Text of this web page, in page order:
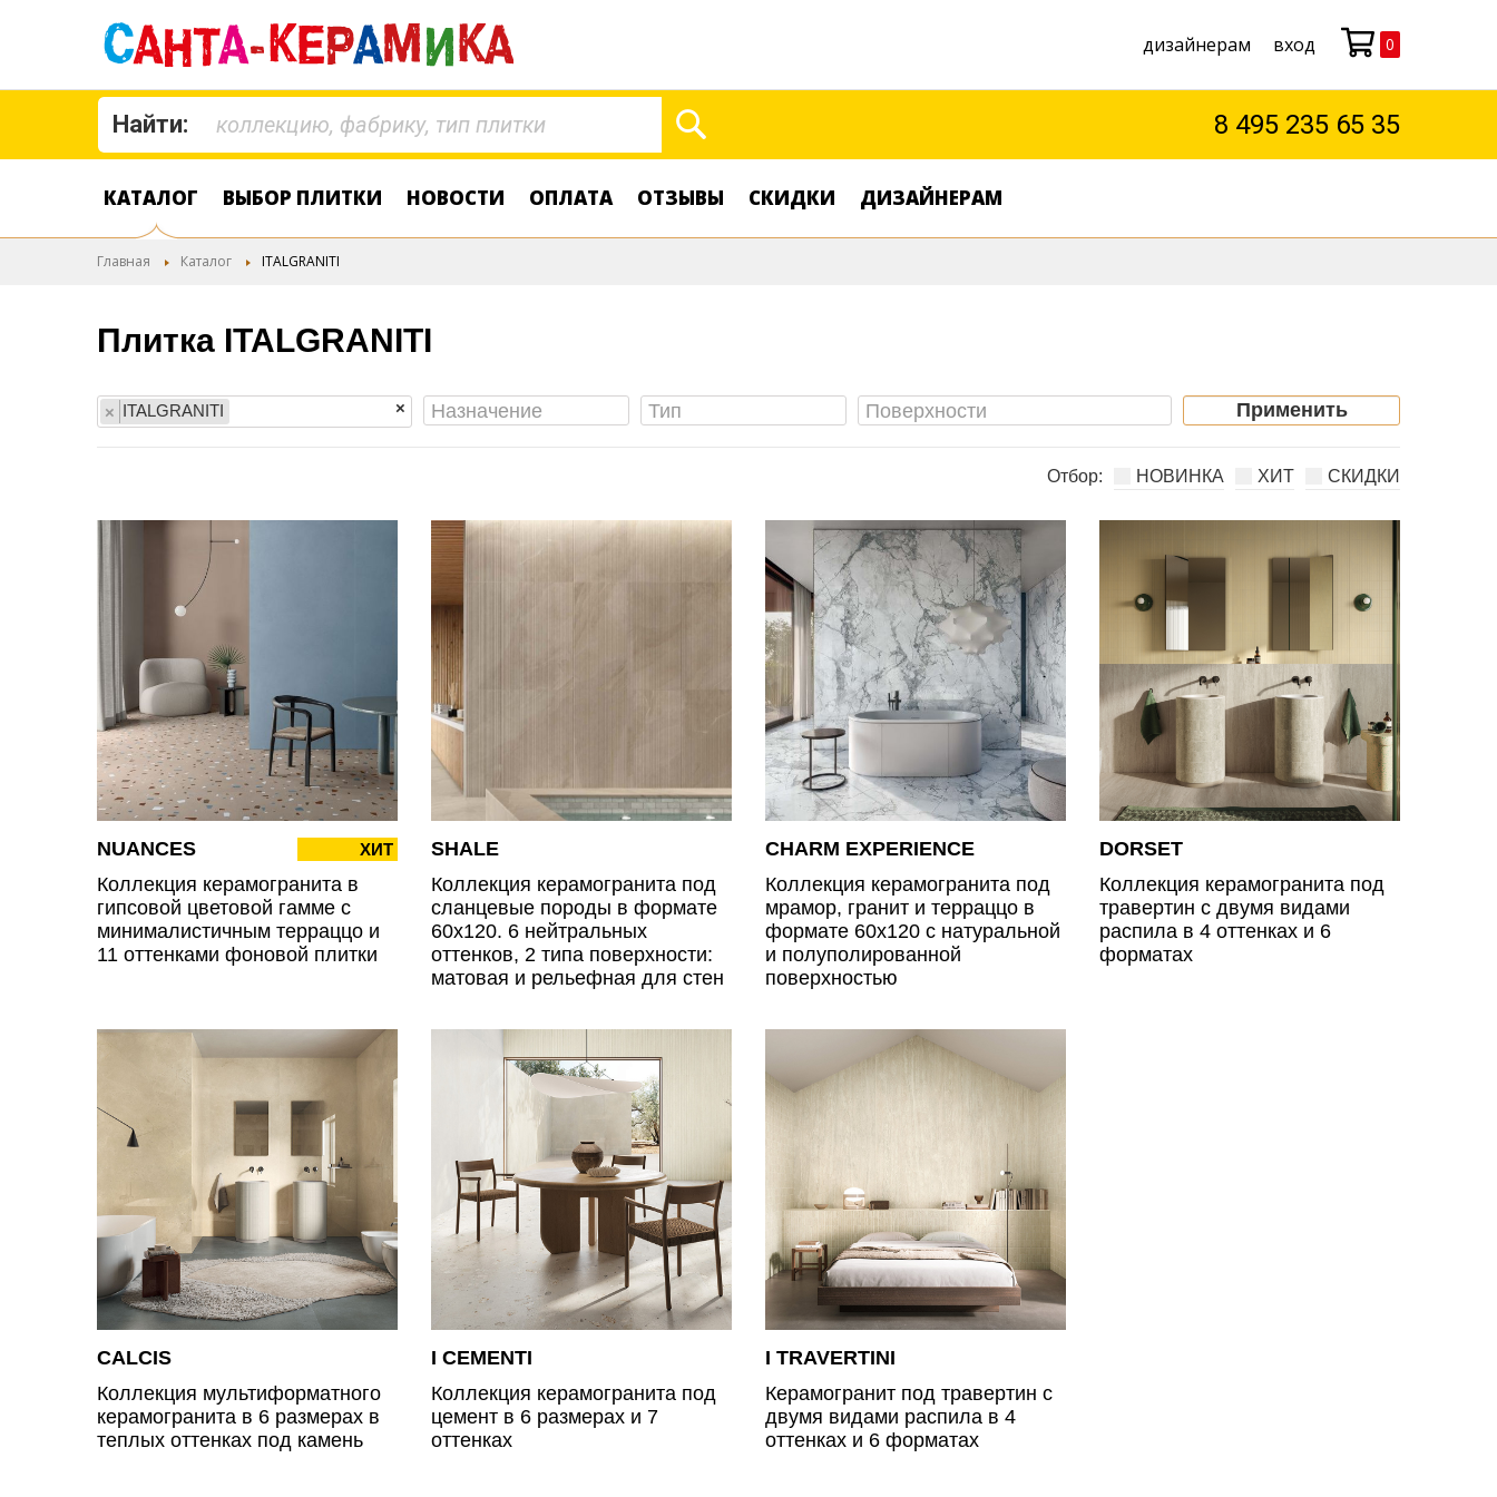
дизайнерам вход Моя корзина
0
Найти: 8 495 235 65 35
КАТАЛОГ ВЫБОР ПЛИТКИ НОВОСТИ ОПЛАТА ОТЗЫВЫ СКИДКИ ДИЗАЙНЕРАМ
Главная Каталог ITALGRANITI
Плитка ITALGRANITI
×
× ITALGRANITI Применить
Отбор: НОВИНКА ХИТ СКИДКИ
NUANCES ХИТ
Коллекция керамогранита в
гипсовой цветовой гамме с
минималистичным терраццо и
11 оттенками фоновой плитки
SHALE
Коллекция керамогранита под
сланцевые породы в формате
60х120. 6 нейтральных
оттенков, 2 типа поверхности:
матовая и рельефная для стен
CHARM EXPERIENCE
Коллекция керамогранита под
мрамор, гранит и терраццо в
формате 60х120 с натуральной
и полуполированной
поверхностью
DORSET
Коллекция керамогранита под
травертин с двумя видами
распила в 4 оттенках и 6
форматах
CALCIS
Коллекция мультиформатного
керамогранита в 6 размерах в
теплых оттенках под камень
I CEMENTI
Коллекция керамогранита под
цемент в 6 размерах и 7
оттенках
I TRAVERTINI
Керамогранит под травертин с
двумя видами распила в 4
оттенках и 6 форматах